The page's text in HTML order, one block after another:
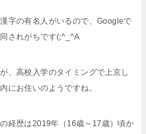
字の有名人がいるので、Googleで
されがちです(;^_^A
、高校入学のタイミングで上京し
にお住いのようですね。
経歴は2019年（16歳～17歳）頃か